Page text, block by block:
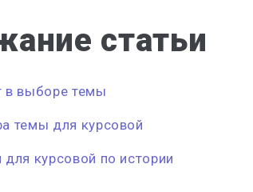
статьи
в выборе темы
темы для курсовой
курсовой по истории